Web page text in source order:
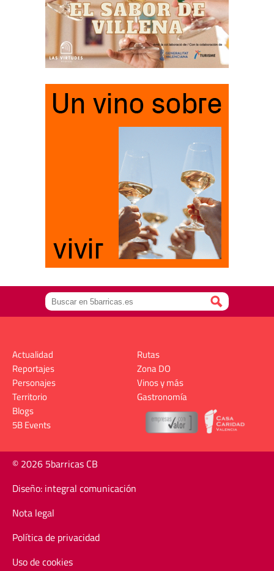
Actualidad
Reportajes
Personajes
Territorio
Rutas
Zona DO
Vinos y más
Gastronomía
Blogs
5B Events
© 2026 5barricas CB
Diseño: integral comunicación
Nota legal
Política de privacidad
Uso de cookies